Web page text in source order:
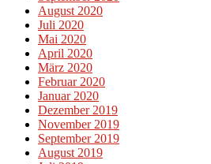
August 2020
Juli 2020
Mai 2020
April 2020
März 2020
Februar 2020
Januar 2020
Dezember 2019
November 2019
September 2019
August 2019